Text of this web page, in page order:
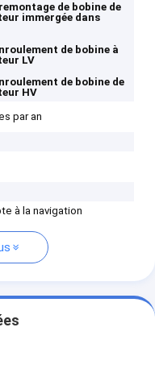
de bobine de
immergée dans
de bobine à
LV
de bobine de
HV
par an
à la navigation